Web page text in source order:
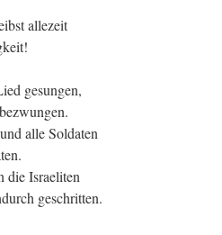
allezeit
gesungen,
alle Soldaten
die Israeliten
geschritten.